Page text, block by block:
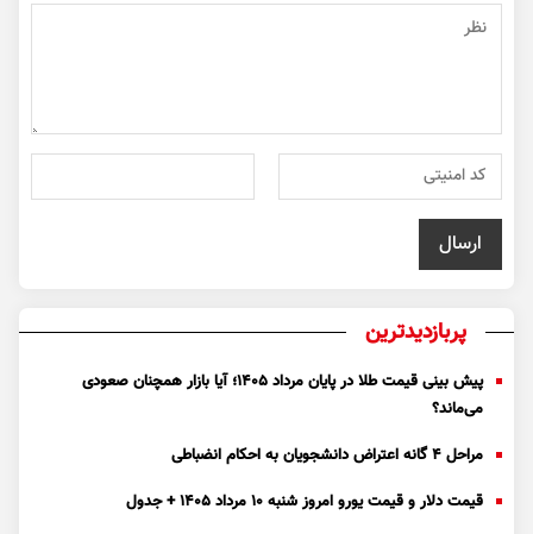
پربازدیدترین
پیش بینی قیمت طلا در پایان مرداد 1405؛ آیا بازار همچنان صعودی
می‌ماند؟
مراحل ۴ گانه اعتراض دانشجویان به احکام انضباطی
قیمت دلار و قیمت یورو امروز شنبه ۱۰ مرداد ۱۴۰۵ + جدول